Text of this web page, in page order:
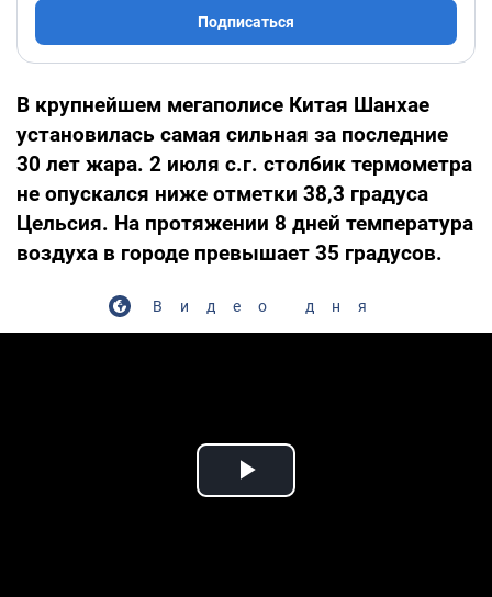
Подписаться
В крупнейшем мегаполисе Китая Шанхае
установилась самая сильная за последние
30 лет жара. 2 июля с.г. столбик термометра
не опускался ниже отметки 38,3 градуса
Цельсия. На протяжении 8 дней температура
воздуха в городе превышает 35 градусов.
Видео дня
Play Video